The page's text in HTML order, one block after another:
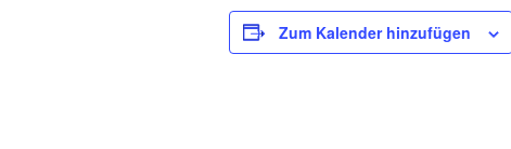
Zum Kalender hinzufügen